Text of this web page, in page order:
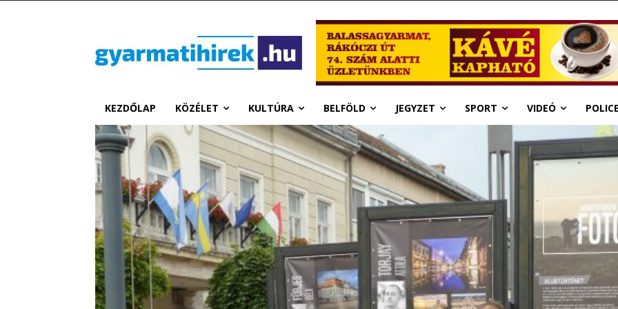
KEZDŐLAP KÖZÉLET KULTÚRA BELFÖLD JEGYZET SPORT VIDEÓ